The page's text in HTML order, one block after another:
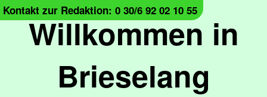
Willkommen in
Brieselang
Kontakt zur Redaktion: 0 30/6 92 02 10 55